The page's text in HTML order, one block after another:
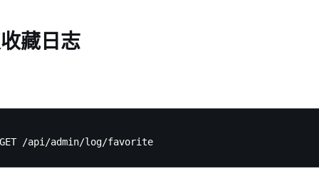
藏日志
GET /api/admin/log/favorite